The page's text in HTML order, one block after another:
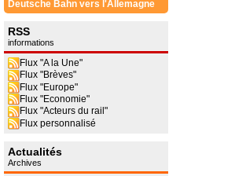
Deutsche Bahn vers l'Allemagne
RSS
informations
Flux "A la Une"
Flux "Brèves"
Flux "Europe"
Flux "Economie"
Flux "Acteurs du rail"
Flux personnalisé
Actualités
Archives